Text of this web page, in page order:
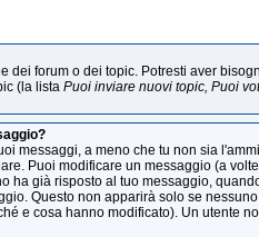
dei forum o dei topic. Potresti aver
(la lista Puoi inviare nuovi topic, Puoi
messaggi, a meno che tu non sia
Puoi modificare un messaggio (a
ha già risposto al tuo messaggio,
Questo non apparirà solo se
e cosa hanno modificato). Un utente